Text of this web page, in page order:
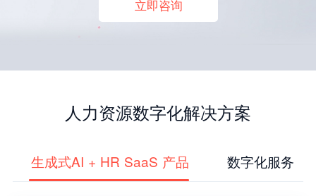
立即咨询
人力资源数字化解决方案
生成式AI + HR SaaS 产品 数字化服务